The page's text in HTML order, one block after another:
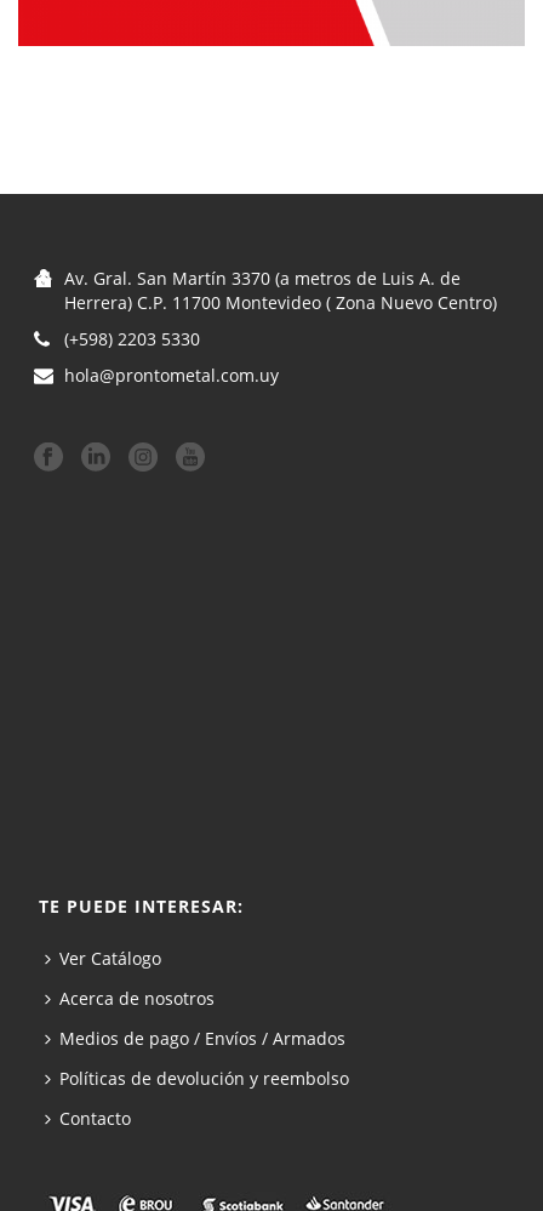
Av. Gral. San Martín 3370 (a metros de Luis A. de
Herrera) C.P. 11700 Montevideo ( Zona Nuevo Centro)
(+598) 2203 5330
hola@prontometal.com.uy
TE PUEDE INTERESAR:
Ver Catálogo
Acerca de nosotros
Medios de pago / Envíos / Armados
Políticas de devolución y reembolso
Contacto